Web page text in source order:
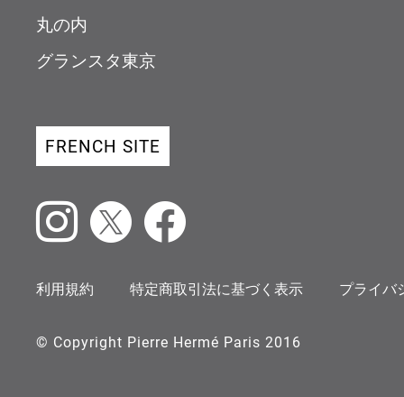
丸の内
グランスタ東京
FRENCH SITE
利用規約 特定商取引法に基づく表示 プライバ
© Copyright Pierre Hermé Paris 2016